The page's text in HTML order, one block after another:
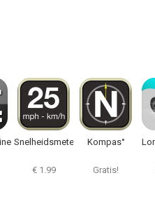
Snelheidsmeter‰
€ 1.99
Kompas°
Gratis!